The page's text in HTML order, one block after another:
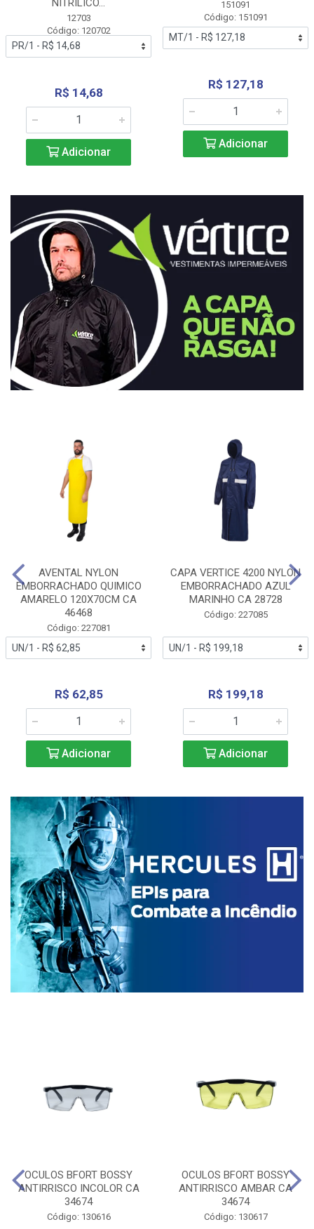
NITRÍLICO...
12703
Código: 120702
R$ 14,68
Adicionar
151091
Código: 151091
R$ 127,18
Adicionar
AVENTAL NYLON
EMBORRACHADO QUIMICO
AMARELO 120X70CM CA
46468
Código: 227081
R$ 62,85
Adicionar
CAPA VERTICE 4200 NYLON
EMBORRACHADO AZUL
MARINHO CA 28728
Código: 227085
R$ 199,18
Adicionar
OCULOS BFORT BOSSY
ANTIRRISCO INCOLOR CA
34674
Código: 130616
OCULOS BFORT BOSSY
ANTIRRISCO AMBAR CA
34674
Código: 130617